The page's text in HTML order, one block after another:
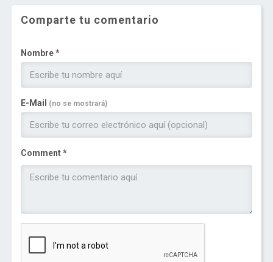
Comparte tu comentario
Nombre *
E-Mail (no se mostrará)
Comment *